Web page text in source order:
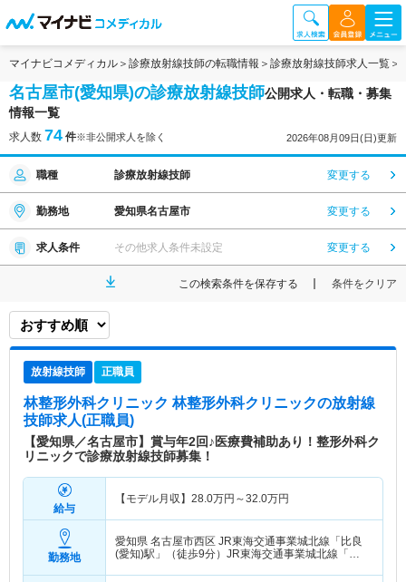
マイナビコメディカル 診療放射線技師の転職情報 診療放射線技師求人一覧
名古屋市(愛知県)の診療放射線技師公開求人・転職・募集
情報一覧
求人数 74 件※非公開求人を除く 2026年08月09日(日)更新
職種 診療放射線技師 変更する
勤務地 愛知県名古屋市 変更する
求人条件 その他求人条件未設定 変更する
この検索条件を保存する 条件をクリア
放射線技師 正職員
林整形外科クリニック 林整形外科クリニックの放射線
技師求人(正職員)
【愛知県／名古屋市】賞与年2回♪医療費補助あり！整形外科ク
リニックで診療放射線技師募集！
給与
【モデル月収】 28.0万円～32.0万円
勤務地
愛知県 名古屋市西区 JR東海交通事業城北線「比良
(愛知)駅」（徒歩9分）JR東海交通事業城北線「小